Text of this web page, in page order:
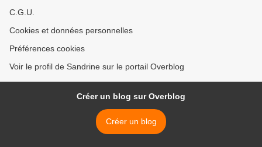
C.G.U.
Cookies et données personnelles
Préférences cookies
Voir le profil de Sandrine sur le portail Overblog
Créer un blog sur Overblog
Créer un blog